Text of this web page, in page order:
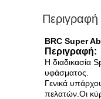
BRC Super
Περιγραφή:
Η διαδικασία
υφάσματος.
Γενικά
πελατών.Οι